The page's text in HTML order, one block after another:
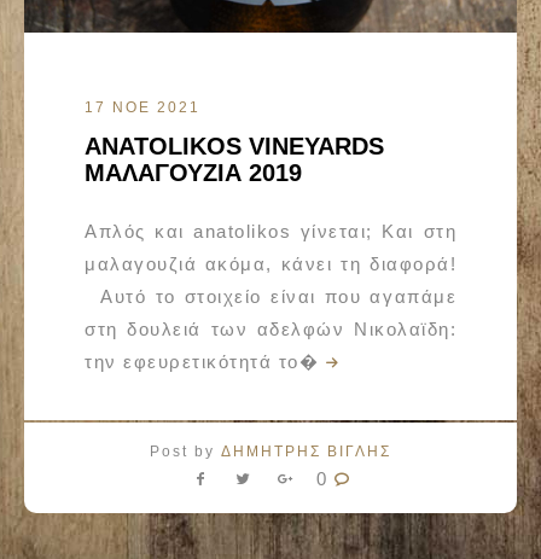
17 ΝΟΕ 2021
ANATOLIKOS VINEYARDS
ΜΑΛΑΓΟΥΖΙΑ 2019
Απλός και anatolikos γίνεται; Και στη
μαλαγουζιά ακόμα, κάνει τη διαφορά!
Αυτό το στοιχείο είναι που αγαπάμε
στη δουλειά των αδελφών Νικολαϊδη:
την εφευρετικότητά το�
Post by ΔΗΜΗΤΡΗΣ ΒΙΓΛΗΣ
0